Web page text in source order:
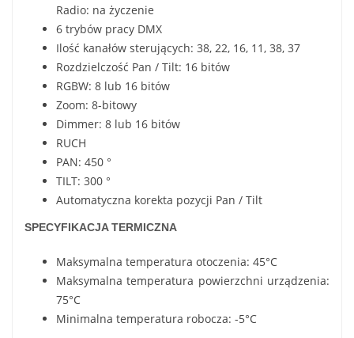
Radio: na życzenie
6 trybów pracy DMX
Ilość kanałów sterujących: 38, 22, 16, 11, 38, 37
Rozdzielczość Pan / Tilt: 16 bitów
RGBW: 8 lub 16 bitów
Zoom: 8-bitowy
Dimmer: 8 lub 16 bitów
RUCH
PAN: 450 °
TILT: 300 °
Automatyczna korekta pozycji Pan / Tilt
SPECYFIKACJA TERMICZNA
Maksymalna temperatura otoczenia: 45°C
Maksymalna temperatura powierzchni urządzenia:
75°C
Minimalna temperatura robocza: -5°C